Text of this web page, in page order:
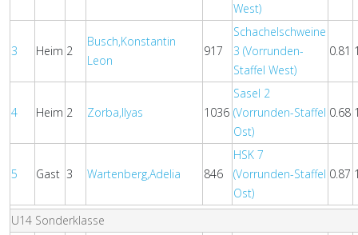
West)
3 Heim 2
Busch,Konstantin
Leon
917
Schachelschweine
3 (Vorrunden-
Staffel West)
0.81
4 Heim 2 Zorba,Ilyas 1036
Sasel 2
(Vorrunden-Staffel
Ost)
0.68
5 Gast 3 Wartenberg,Adelia 846
HSK 7
(Vorrunden-Staffel
Ost)
0.87
U14 Sonderklasse